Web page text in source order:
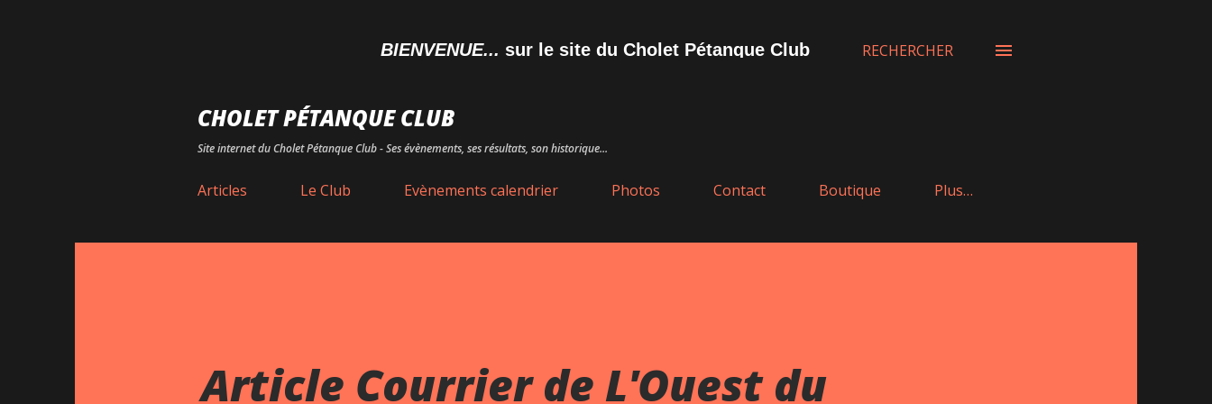
BIENVENUE...sur le site du Cholet Pétanque Club
CHOLET PÉTANQUE CLUB
Site internet du Cholet Pétanque Club - Ses évènements, ses résultats, son historique...
RECHERCHER
Articles Le Club Evènements calendrier Photos Contact Boutique Plus…
Article Courrier de L'Ouest du